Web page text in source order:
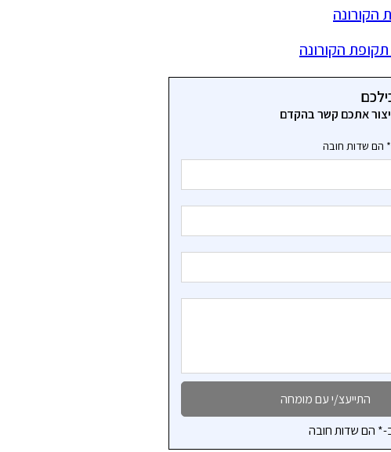
הקורונה
הקורונה
אתכם קשר בהקדם
הם שדות חובה
* הם שדות חובה